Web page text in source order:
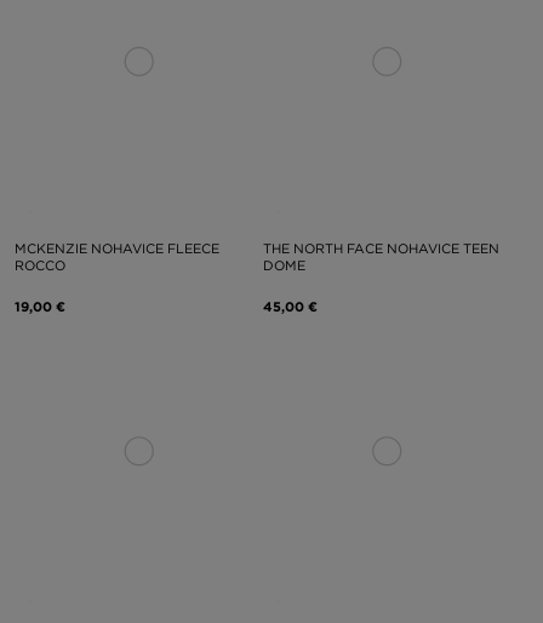
MCKENZIE NOHAVICE FLEECE
ROCCO
19,00 €
THE NORTH FACE NOHAVICE TEEN
DOME
45,00 €